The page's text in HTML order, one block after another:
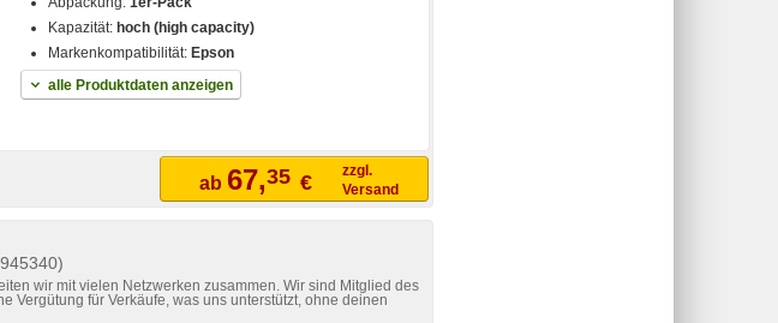
Kapazität: hoch (high capacity)
Markenkompatibilität: Epson
alle Produktdaten anzeigen
ab 67,35 €
zzgl.
Versand
wir mit vielen Netzwerken zusammen. Wir sind Mitglied des
Vergütung für Verkäufe, was uns unterstützt, ohne deinen